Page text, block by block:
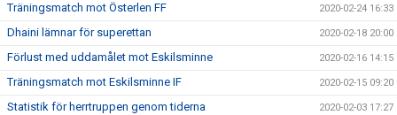
Träningsmatch mot Österlen FF 2020-02-24 16:33
Dhaini lämnar för superettan 2020-02-18 20:00
Förlust med uddamålet mot Eskilsminne 2020-02-16 14:15
Träningsmatch mot Eskilsminne IF 2020-02-15 09:20
Statistik för herrtruppen genom tiderna 2020-02-03 17:27